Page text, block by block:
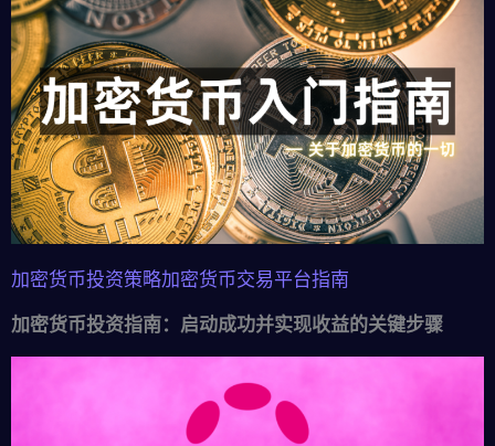
加密货币投资策略加密货币交易平台指南
加密货币投资指南：启动成功并实现收益的关键步骤